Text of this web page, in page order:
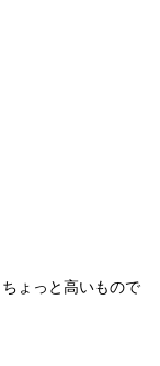
ょっと高いもので